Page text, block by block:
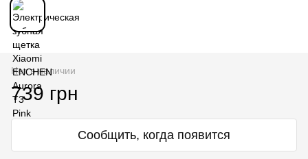
Нет в наличии
739 грн
Сообщить, когда появится